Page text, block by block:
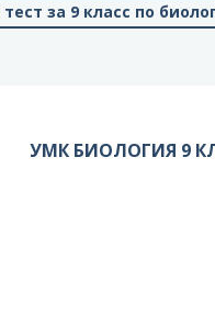
за 9 класс по
УМК БИОЛОГИЯ 9